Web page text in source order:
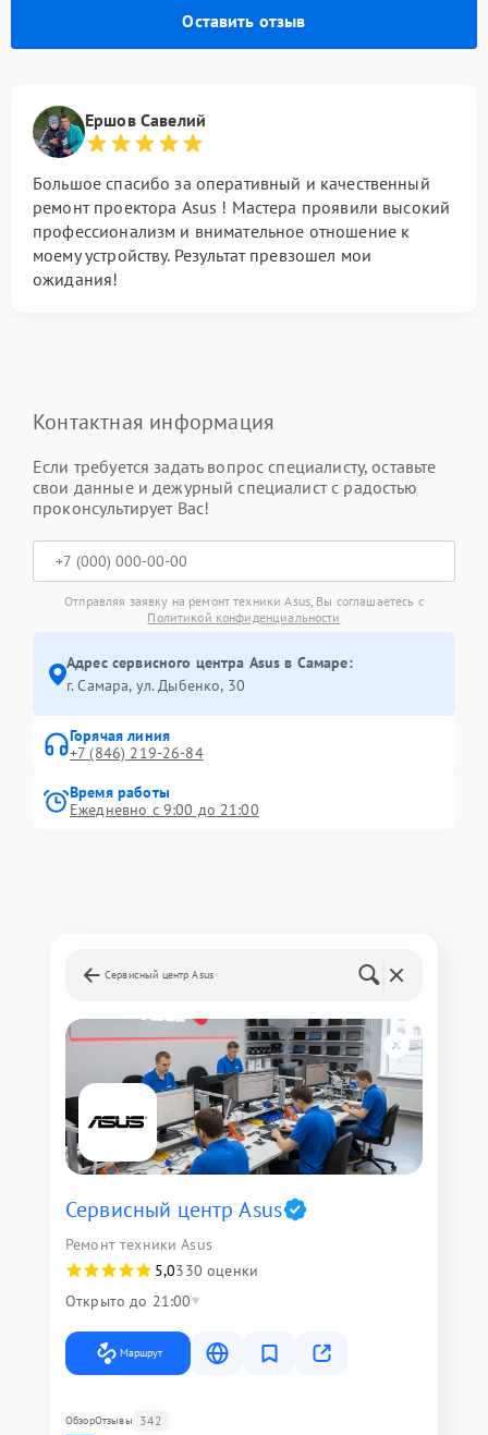
Оставить отзыв
Ершов Савелий
Большое спасибо за оперативный и качественный
ремонт проектора Asus ! Мастера проявили высокий
профессионализм и внимательное отношение к
моему устройству. Результат превзошел мои
ожидания!
Контактная информация
Если требуется задать вопрос специалисту, оставьте
свои данные и дежурный специалист с радостью
проконсультирует Вас!
Отправляя заявку на ремонт техники Asus, Вы соглашаетесь с
Политикой конфиденциальности
Адрес сервисного центра Asus в Самаре:
г. Самара, ул. Дыбенко, 30
Горячая линия
+7 (846) 219-26-84
Время работы
Ежедневно с 9:00 до 21:00
Сервисный центр Asus
Сервисный центр Asus
Ремонт техники Asus
5,0330 оценки
Открыто до 21:00
Маршрут
ОбзорОтзывы 342